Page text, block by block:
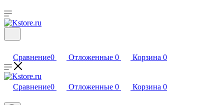
Сравнение0 Отложенные 0 Корзина 0
Сравнение0 Отложенные 0 Корзина 0